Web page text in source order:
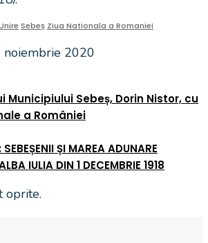
Sebeș Ziua Nationala a Romaniei
noiembrie 2020
Municipiului Sebeș, Dorin Nistor, cu
a României
ȘI MAREA ADUNARE
IULIA DIN 1 DECEMBRIE 1918
oprite.